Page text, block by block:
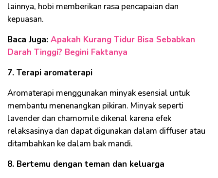
lainnya, hobi memberikan rasa pencapaian dan
kepuasan.
Baca Juga: Apakah Kurang Tidur Bisa Sebabkan
Darah Tinggi? Begini Faktanya
7. Terapi aromaterapi
Aromaterapi menggunakan minyak esensial untuk
membantu menenangkan pikiran. Minyak seperti
lavender dan chamomile dikenal karena efek
relaksasinya dan dapat digunakan dalam diffuser atau
ditambahkan ke dalam bak mandi.
8. Bertemu dengan teman dan keluarga